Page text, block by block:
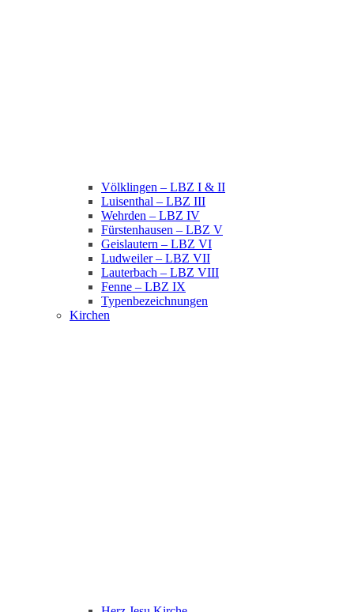
Völklingen – LBZ I & II
Luisenthal – LBZ III
Wehrden – LBZ IV
Fürstenhausen – LBZ V
Geislautern – LBZ VI
Ludweiler – LBZ VII
Lauterbach – LBZ VIII
Fenne – LBZ IX
Typenbezeichnungen
Kirchen